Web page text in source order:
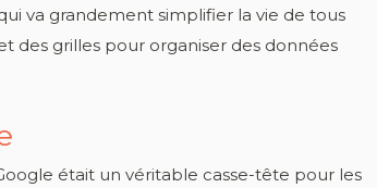
va grandement simplifier la vie de tous
des grilles pour organiser des données
était un véritable casse-tête pour les